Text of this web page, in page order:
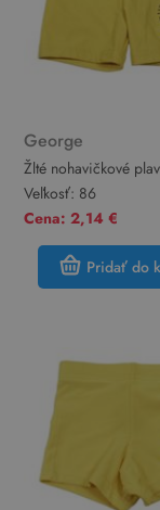
George
Žlté nohavičkové
sluncem George
Veľkosť: 86
Cena: 2,14 €
Pridať do